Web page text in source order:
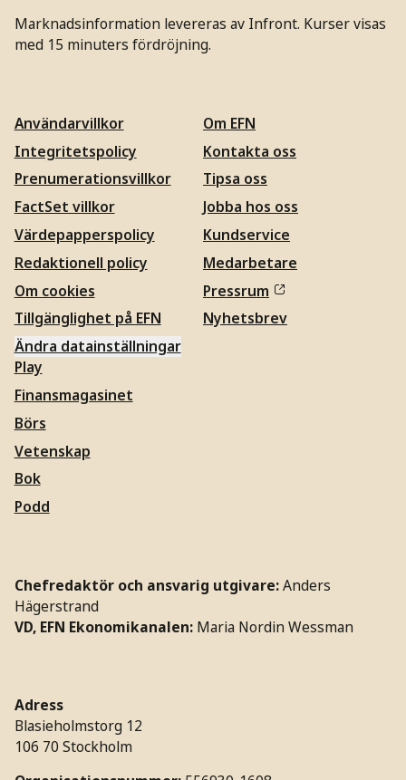
Marknadsinformation levereras av Infront. Kurser visas
med 15 minuters fördröjning.
Användarvillkor
Integritetspolicy
Prenumerationsvillkor
FactSet villkor
Värdepapperspolicy
Redaktionell policy
Om cookies
Tillgänglighet på EFN
Ändra datainställningar
Om EFN
Kontakta oss
Tipsa oss
Jobba hos oss
Kundservice
Medarbetare
Pressrum
Nyhetsbrev
Play
Finansmagasinet
Börs
Vetenskap
Bok
Podd
Chefredaktör och ansvarig utgivare: Anders
Hägerstrand
VD, EFN Ekonomikanalen: Maria Nordin Wessman
Adress
Blasieholmstorg 12
106 70 Stockholm